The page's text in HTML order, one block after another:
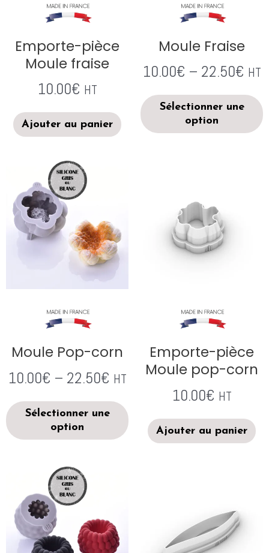
Emporte-pièce
Moule fraise
10.00€ HT
Ajouter au panier
Moule Fraise
10.00€ – 22.50€ HT
Sélectionner une
option
Moule Pop-corn
10.00€ – 22.50€ HT
Sélectionner une
option
Emporte-pièce
Moule pop-corn
10.00€ HT
Ajouter au panier